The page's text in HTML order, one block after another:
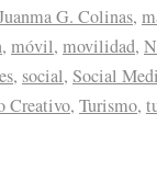
G. Colinas,
, móvil, movilidad,
, social, Social
Creativo, Turismo,